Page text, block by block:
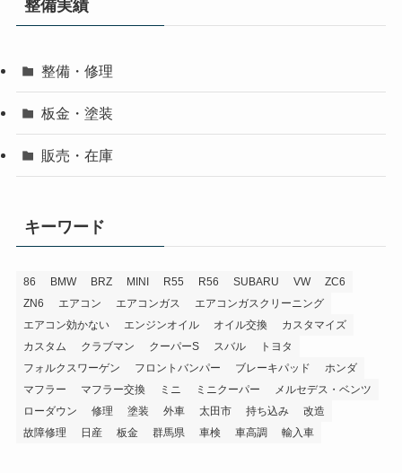
整備実績
整備・修理
板金・塗装
販売・在庫
キーワード
86 BMW BRZ MINI R55 R56 SUBARU VW
ZC6
ZN6
エアコン エアコンガス
エアコンガスクリーニング
エアコン効かない
エンジンオイル オイル交換
カスタマイズ
カスタム
クラブマン クーパーS スバル
トヨタ
フォルクスワーゲン
フロントバンパー ブレーキパッド
ホンダ
マフラー
マフラー交換 ミニ ミニクーパー
メルセデス・ベンツ
ローダウン
修理 塗装 外車 太田市 持ち込み
改造
故障修理
日産 板金 群馬県 車検 車高調 輸入車